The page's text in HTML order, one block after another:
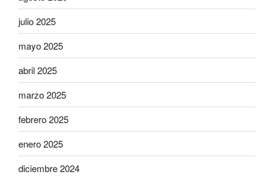
julio 2025
mayo 2025
abril 2025
marzo 2025
febrero 2025
enero 2025
diciembre 2024